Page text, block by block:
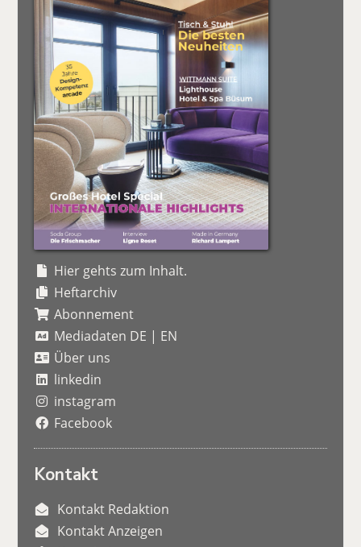
Hier gehts zum Inhalt.
Heftarchiv
Abonnement
Mediadaten DE | EN
Über uns
linkedin
instagram
Facebook
Kontakt
Kontakt Redaktion
Kontakt Anzeigen